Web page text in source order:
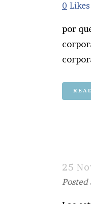
0 Likes
por
25
Posted